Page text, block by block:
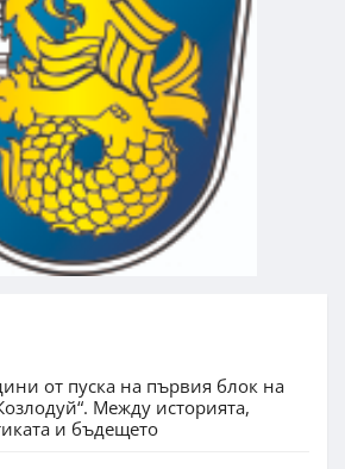
от пуска на първия блок на
Между историята,
и бъдещето